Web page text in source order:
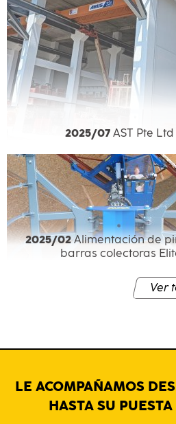
2025/07AST Pte
2025/02Alimentación de
barras colectoras
Ver
LE ACOMPAÑAMOS
HASTA SU